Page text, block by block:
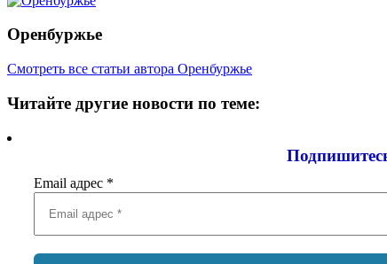
Оренбуржье
Смотреть все статьи автора Оренбуржье
Читайте другие новости по теме:
Email адрес *